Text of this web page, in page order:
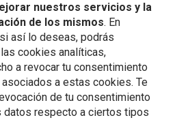
nuestros servicios y la
de los mismos. En
así lo deseas, podrás
cookies analíticas,
a revocar tu consentimiento
a estas cookies. Te
de tu consentimiento
datos respecto a ciertos tipos